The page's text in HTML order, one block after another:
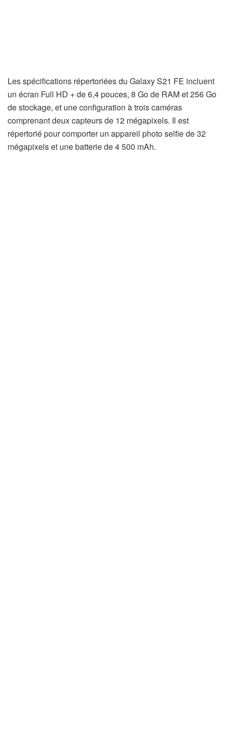
Les spécifications répertoriées du Galaxy S21 FE incluent
un écran Full HD + de 6,4 pouces, 8 Go de RAM et 256 Go
de stockage, et une configuration à trois caméras
comprenant deux capteurs de 12 mégapixels. Il est
répertorié pour comporter un appareil photo selfie de 32
mégapixels et une batterie de 4 500 mAh.